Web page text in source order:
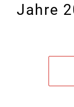
Jahre